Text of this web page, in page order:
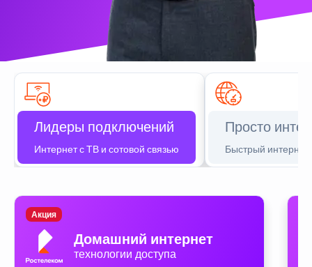
Лидеры подключений
Интернет с ТВ и сотовой связью
Просто
Быстрый интернет
Домашний интернет
технологии доступа
Акция